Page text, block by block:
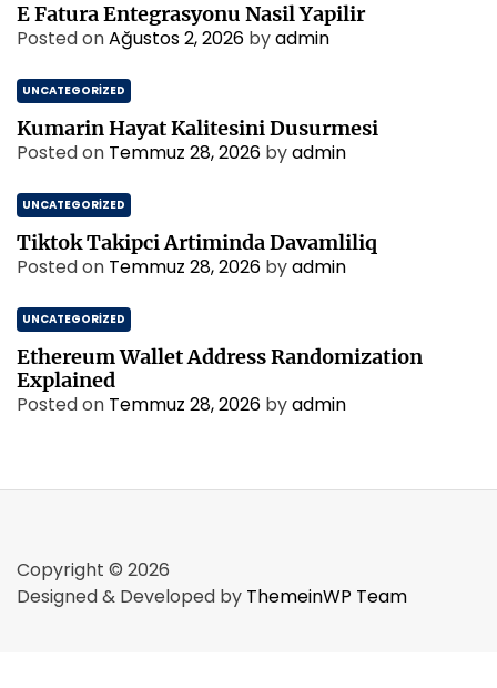
E Fatura Entegrasyonu Nasil Yapilir
Posted onAğustos 2, 2026 byadmin
UNCATEGORIZED
Kumarin Hayat Kalitesini Dusurmesi
Posted on Temmuz 28, 2026 byadmin
UNCATEGORIZED
Tiktok Takipci Artiminda Davamliliq
Posted on Temmuz 28, 2026 byadmin
UNCATEGORIZED
Ethereum Wallet Address Randomization
Explained
Posted on Temmuz 28, 2026 byadmin
Copyright © 2026
Designed & Developed by ThemeinWP Team